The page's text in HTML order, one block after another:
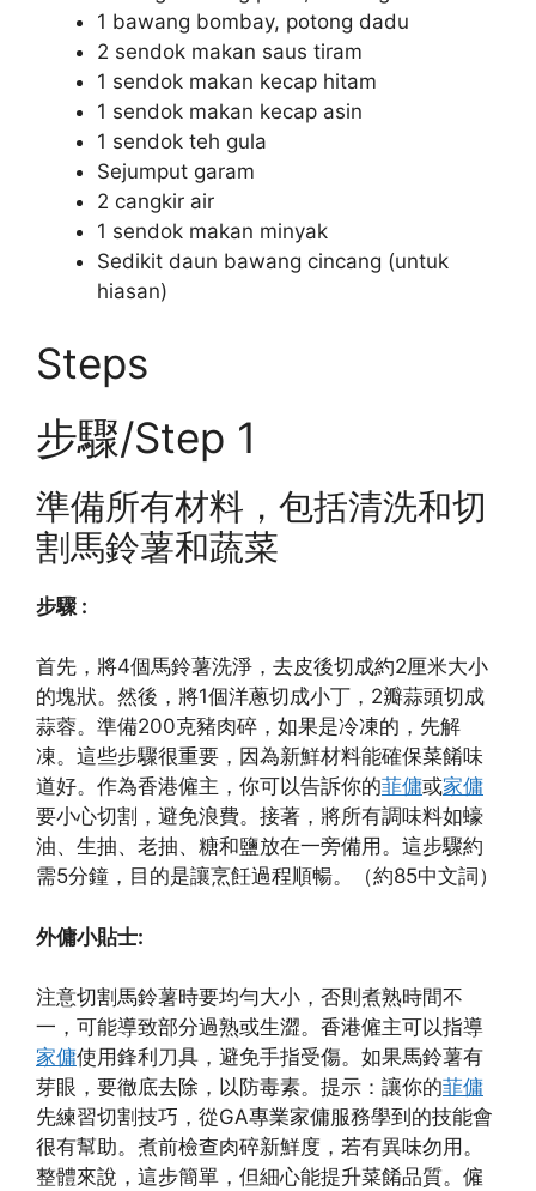
1 bawang bombay, potong dadu
2 sendok makan saus tiram
1 sendok makan kecap hitam
1 sendok makan kecap asin
1 sendok teh gula
Sejumput garam
2 cangkir air
1 sendok makan minyak
Sedikit daun bawang cincang (untuk
hiasan)
Steps
步驟/Step 1
準備所有材料，包括清洗和切
割馬鈴薯和蔬菜
步驟 :
首先，將4個馬鈴薯洗淨，去皮後切成約2厘米大小
的塊狀。然後，將1個洋蔥切成小丁，2瓣蒜頭切成
蒜蓉。準備200克豬肉碎，如果是冷凍的，先解
凍。這些步驟很重要，因為新鮮材料能確保菜餚味
道好。作為香港僱主，你可以告訴你的菲傭或家傭
要小心切割，避免浪費。接著，將所有調味料如蠔
油、生抽、老抽、糖和鹽放在一旁備用。這步驟約
需5分鐘，目的是讓烹飪過程順暢。（約85中文詞）
外傭小貼士:
注意切割馬鈴薯時要均勻大小，否則煮熟時間不
一，可能導致部分過熟或生澀。香港僱主可以指導
家傭使用鋒利刀具，避免手指受傷。如果馬鈴薯有
芽眼，要徹底去除，以防毒素。提示：讓你的菲傭
先練習切割技巧，從GA專業家傭服務學到的技能會
很有幫助。煮前檢查肉碎新鮮度，若有異味勿用。
整體來說，這步簡單，但細心能提升菜餚品質。僱